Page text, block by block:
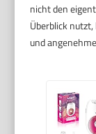
nicht den
Überblick
und